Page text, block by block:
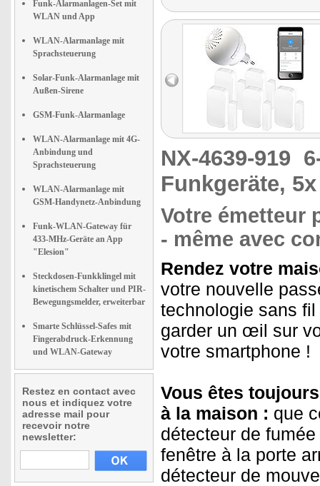
Funk-Alarmanlagen-Set mit
WLAN und App
WLAN-Alarmanlage mit
Sprachsteuerung
Solar-Funk-Alarmanlage mit
Außen-Sirene
GSM-Funk-Alarmanlage
WLAN-Alarmanlage mit 4G-
Anbindung und
Sprachsteuerung
WLAN-Alarmanlage mit
GSM-Handynetz-Anbindung
Funk-WLAN-Gateway für
433-MHz-Geräte an App
"Elesion"
Steckdosen-Funkklingel mit
kinetischem Schalter und PIR-
Bewegungsmelder, erweiterbar
Smarte Schlüssel-Safes mit
Fingerabdruck-Erkennung
und WLAN-Gateway
Restez en contact avec
nous et indiquez votre
adresse mail pour
recevoir notre
newsletter:
NX-4639-919
Funkgeräte,
Votre émetteur
- même avec
Rendez votre
votre nouvelle
technologie sans
garder un œil sur
votre smartphone !
Vous êtes
à la maison : que
détecteur de
fenêtre à la porte
détecteur de